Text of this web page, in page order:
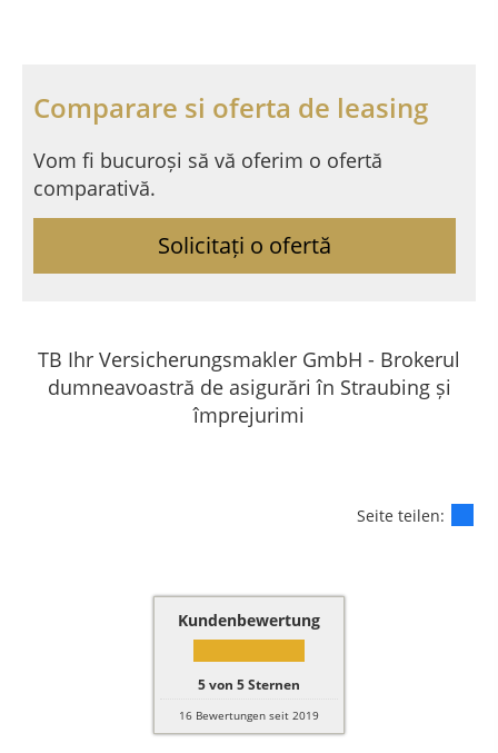
Comparare si oferta de leasing
Vom fi bucuroși să vă oferim o ofertă
comparativă.
Solicitați o ofertă
TB Ihr Versicherungsmakler GmbH - Brokerul
dumneavoastră de asigurări în Straubing și
împrejurimi
Seite teilen:
Kundenbewertung
5von 5Sternen
16 Bewertungen seit 2019